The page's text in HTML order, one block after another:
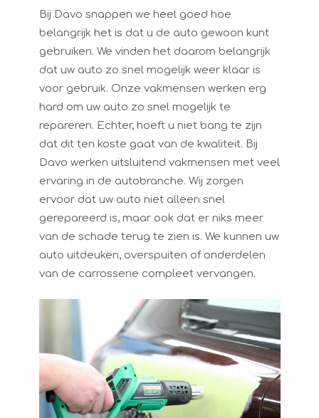
Bij Davo snappen we heel goed hoe
belangrijk het is dat u de auto gewoon kunt
gebruiken. We vinden het daarom belangrijk
dat uw auto zo snel mogelijk weer klaar is
voor gebruik. Onze vakmensen werken erg
hard om uw auto zo snel mogelijk te
repareren. Echter, hoeft u niet bang te zijn
dat dit ten koste gaat van de kwaliteit. Bij
Davo werken uitsluitend vakmensen met veel
ervaring in de autobranche. Wij zorgen
ervoor dat uw auto niet alleen snel
gerepareerd is, maar ook dat er niks meer
van de schade terug te zien is. We kunnen uw
auto uitdeuken, overspuiten of onderdelen
van de carrosserie compleet vervangen.